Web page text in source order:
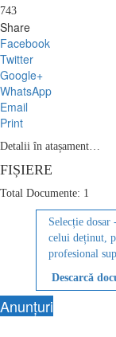
743
Share
Facebook
Twitter
Google+
WhatsApp
Email
Print
Detalii în atașament…
FIȘIERE
Total Documente: 1
Selecție
celui deținut,
profesional
Descarcă
Anunțuri